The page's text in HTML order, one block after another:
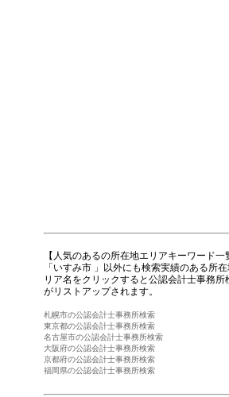
【人気のあるの所在地エリアキーワード一
「いすみ市 」以外にも検索実績のある所
リア名をクリックすると公認会計士事務
がリストアップされます。
札幌市の公認会計士事務所検索
東京都の公認会計士事務所検索
名古屋市の公認会計士事務所検索
大阪府の公認会計士事務所検索
京都府の公認会計士事務所検索
福岡県の公認会計士事務所検索